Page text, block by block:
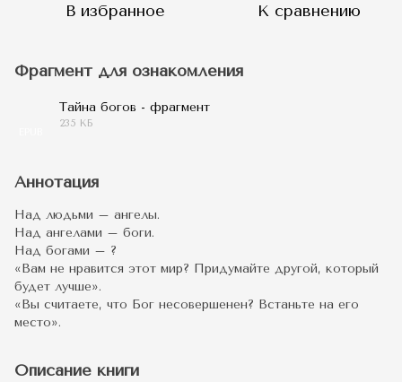
В избранное К сравнению
Фрагмент для ознакомления
Тайна богов - фрагмент
235 КБ
Аннотация
Над людьми – ангелы.
Над ангелами – боги.
Над богами – ?
«Вам не нравится этот мир? Придумайте другой, который
будет лучше».
«Вы считаете, что Бог несовершенен? Встаньте на его
место».
Описание книги